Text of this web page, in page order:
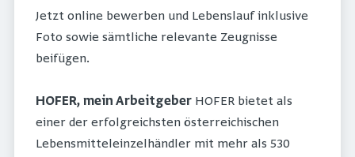
Jetzt online bewerben und Lebenslauf inklusive
Foto sowie sämtliche relevante Zeugnisse
beifügen.
HOFER, mein Arbeitgeber HOFER bietet als
einer der erfolgreichsten österreichischen
Lebensmitteleinzelhändler mit mehr als 530